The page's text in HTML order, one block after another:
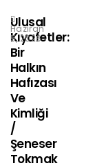
Ulusal
Kıyafetler:
Bir
Halkın
Hafızası
Ve
Kimliği
/
Şeneser
Tokmak
Haziran
5, 2026